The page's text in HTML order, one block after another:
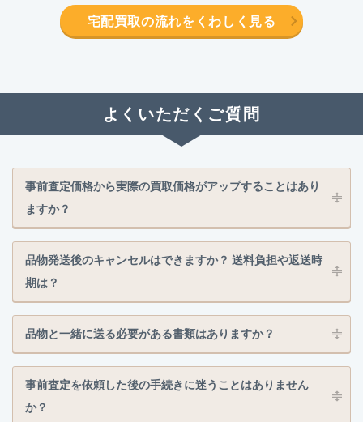
宅配買取の流れをくわしく見る
よくいただくご質問
事前査定価格から実際の買取価格がアップすることはあり
ますか？
品物発送後のキャンセルはできますか？ 送料負担や返送時
期は？
品物と一緒に送る必要がある書類はありますか？
事前査定を依頼した後の手続きに迷うことはありません
か？